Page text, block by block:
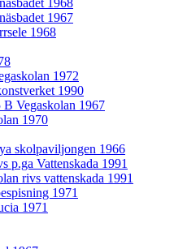
1968
1967
1968
1972
1990
Vegaskolan 1967
1970
skolpaviljongen 1966
p.ga Vattenskada 1991
rivs vattenskada 1991
1971
1971